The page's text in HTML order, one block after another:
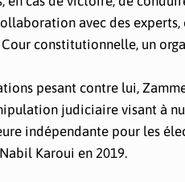
avec des
Cour constitutionnelle, un
pesant contre lui,
judiciaire visant à
indépendante pour les
Karoui en 2019.